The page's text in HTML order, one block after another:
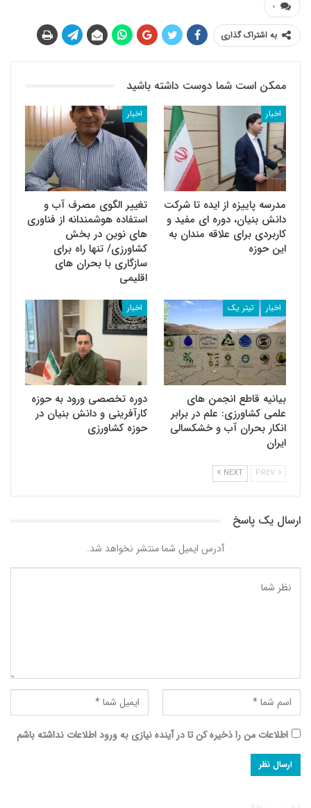
۰
به اشتراک گذاری
ممکن است شما دوست داشته باشید
اخبار
مدرسه پاییزه از ایده تا شرکت
دانش بنیان، دوره ای مفید و
کاربردی برای علاقه مندان به
این حوزه
اخبار
تغییر الگوی مصرف آب و
استفاده هوشمندانه از فناوری
های نوین در بخش
کشاورزی/ تنها راه برای
سازگاری با بحران های
اقلیمی
اخبار تیتر یک
بیانیه قاطع انجمن های
علمی کشاورزی: علم در برابر
انکار بحران آب و خشکسالی
ایران
اخبار
دوره تخصصی ورود به حوزه
کارآفرینی و دانش بنیان در
حوزه کشاورزی
NEXT
ارسال یک پاسخ
آدرس ایمیل شما منتشر نخواهد شد.
اطلاعات من را ذخیره کن تا در آینده نیازی به ورود اطلاعات نداشته باشم